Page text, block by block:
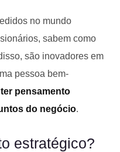
no mundo
sabem como
são inovadores em
pessoa bem-
ter pensamento
do negócio.
estratégico?